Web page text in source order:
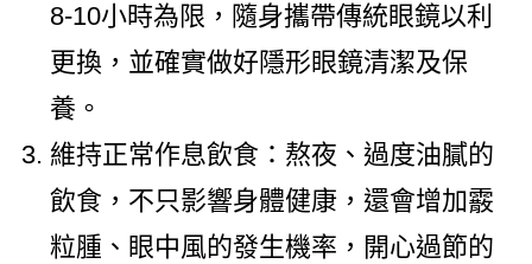
8-10小時為限，隨身攜帶傳統眼鏡以利
更換，並確實做好隱形眼鏡清潔及保
養。
維持正常作息飲食：熬夜、過度油膩的
飲食，不只影響身體健康，還會增加霰
粒腫、眼中風的發生機率，開心過節的